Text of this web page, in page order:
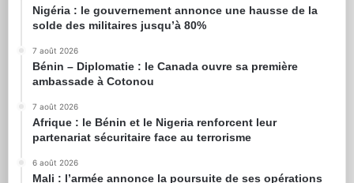
Nigéria : le gouvernement annonce une hausse de la
solde des militaires jusqu’à 80%
7 août 2026
Bénin – Diplomatie : le Canada ouvre sa première
ambassade à Cotonou
7 août 2026
Afrique : le Bénin et le Nigeria renforcent leur
partenariat sécuritaire face au terrorisme
6 août 2026
Mali : l’armée annonce la poursuite de ses opérations